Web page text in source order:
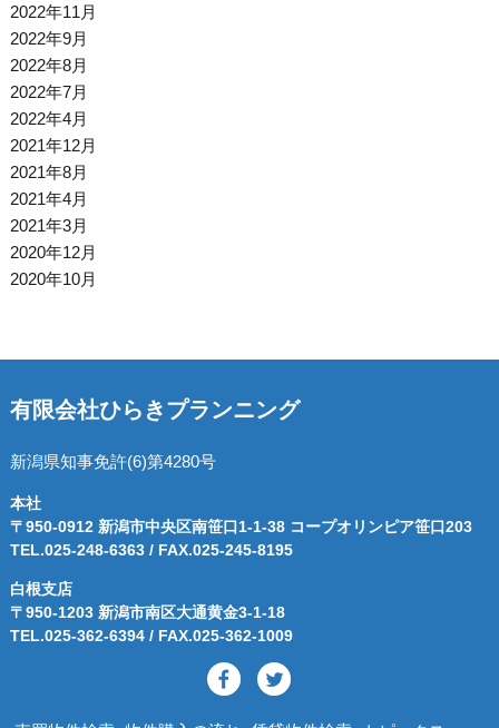
2022年11月
2022年9月
2022年8月
2022年7月
2022年4月
2021年12月
2021年8月
2021年4月
2021年3月
2020年12月
2020年10月
有限会社ひらきプランニング
新潟県知事免許(6)第4280号
本社
〒950-0912 新潟市中央区南笹口1-1-38 コープオリンピア笹口203
TEL.025-248-6363 / FAX.025-245-8195
白根支店
〒950-1203 新潟市南区大通黄金3-1-18
TEL.025-362-6394 / FAX.025-362-1009